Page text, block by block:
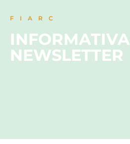
FIARC
INFORMATIVA
NEWSLETTER